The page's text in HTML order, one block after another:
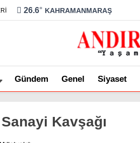
26.6° KAHRAMANMARAŞ
Gündem Genel Siyaset
Kavşağı